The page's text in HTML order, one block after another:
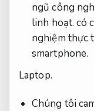
ngũ công
linh hoạt. có
nghiệm thực
smartphone.
Laptop.
Chúng tôi